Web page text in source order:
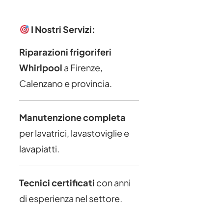
I Nostri Servizi:
Riparazioni frigoriferi
Whirlpool a Firenze,
Calenzano e provincia.
Manutenzione completa
per lavatrici, lavastoviglie e
lavapiatti.
Tecnici certificati con anni
di esperienza nel settore.